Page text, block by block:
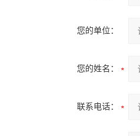
您的单位：
您的姓名：
联系电话：